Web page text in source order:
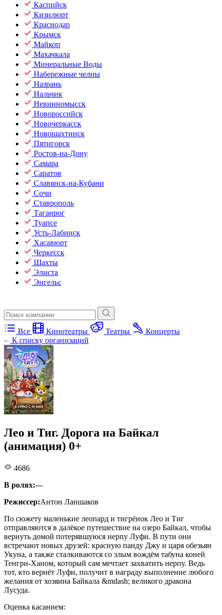
Каспийск
Кизилюрт
Краснодар
Крымск
Майкоп
Махачкала
Минеральные Воды
Набережные челны
Назрань
Нальчик
Невинномысск
Новороссийск
Новочеркасск
Новошахтинск
Пятигорск
Ростов-на-Дону
Самара
Саратов
Славянск-на-Кубани
Сочи
Ставрополь
Таганрог
Туапсе
Усть-Лабинск
Хасавюрт
Черкесск
Шахты
Элиста
Энгельс
Все Кинотеатры Театры
Концерты
К списку организаций
Лео и Тиг. Дорога на Байкал
(анимация) 0+
4686
В ролях:---
Режиссер:Антон Ланшаков
По сюжету маленькие леопард и тигрёнок Лео и Тиг
отправляются в далёкое путешествие на озеро Байкал, чтобы
вернуть домой потерявшуюся нерпу Луфи. В пути они
встречают новых друзей: красную панду Джу и царя обезьян
Укуна, а также сталкиваются со злым вождём табуна коней
Тенгри-Ханом, который сам мечтает захватить нерпу. Ведь
тот, кто вернёт Луфи, получит в награду выполнение любого
желания от хозяина Байкала &mdash; великого дракона
Лусуда.
Оценка касанием: